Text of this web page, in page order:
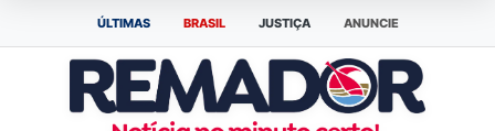
ÚLTIMAS BRASIL JUSTIÇA ANUNCIE